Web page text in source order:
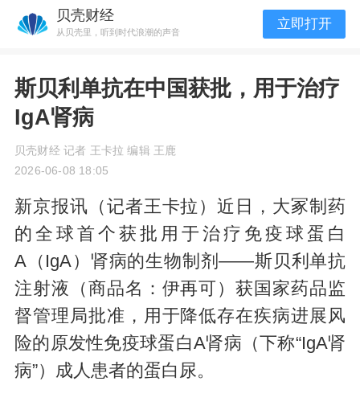
贝壳财经
从贝壳里，听到时代浪潮的声音
立即打开
斯贝利单抗在中国获批，用于治疗
IgA肾病
贝壳财经 记者 王卡拉 编辑 王鹿
2026-06-08 18:05
新京报讯（记者王卡拉）近日，大冢制药
的全球首个获批用于治疗免疫球蛋白
A（IgA）肾病的生物制剂——斯贝利单抗
注射液（商品名：伊再可）获国家药品监
督管理局批准，用于降低存在疾病进展风
险的原发性免疫球蛋白A肾病（下称“IgA肾
病”）成人患者的蛋白尿。